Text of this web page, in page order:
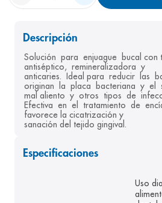
Descripción
Solución  para  enjuague  bucal con
antiséptico,  remineralizadora  y
anticaries.  Ideal para  reducir  las
originan  la  placa  bacteriana  y  el
mal aliento  y  otros  tipos  de
Efectiva  en  el  tratamiento  de
favorece la cicatrización y
sanación del tejido gingival.
Especificaciones
Uso
bioderma
8. pediasure
9. panolini
10.prueba embarazo